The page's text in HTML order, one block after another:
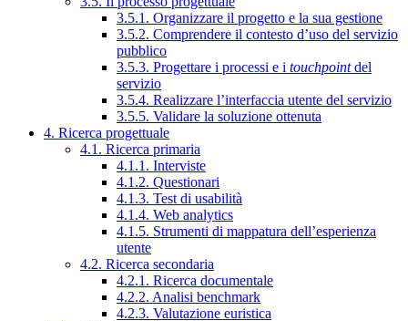
3.5.1. Organizzare il progetto e la sua gestione
3.5.2. Comprendere il contesto d’uso del servizio
pubblico
3.5.3. Progettare i processi e i touchpointdel
servizio
3.5.4. Realizzare l’interfaccia utente del servizio
3.5.5. Validare la soluzione ottenuta
4. Ricerca progettuale
4.1. Ricerca primaria
4.1.1. Interviste
4.1.2. Questionari
4.1.3. Test di usabilità
4.1.4. Web analytics
4.1.5. Strumenti di mappatura dell’esperienza
utente
4.2. Ricerca secondaria
4.2.1. Ricerca documentale
4.2.2. Analisi benchmark
4.2.3. Valutazione euristica